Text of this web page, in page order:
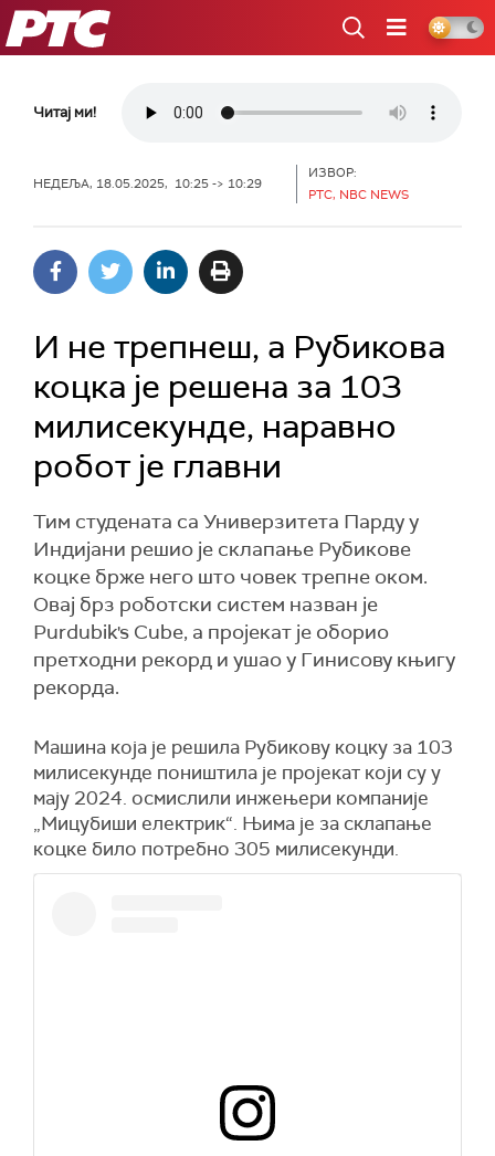
РТС
Читај ми!
НЕДЕЉА, 18.05.2025, 10:25 -> 10:29
ИЗВОР:
РТС, NBC NEWS
И не трепнеш, а Рубикова
коцка је решена за 103
милисекунде, наравно
робот је главни
Тим студената са Универзитета Парду у
Индијани решио је склапање Рубикове
коцке брже него што човек трепне оком.
Овај брз роботски систем назван је
Purdubik's Cube, а пројекат је оборио
претходни рекорд и ушао у Гинисову књигу
рекорда.
Машина која је решила Рубикову коцку за 103
милисекунде поништила је пројекат који су у
мају 2024. осмислили инжењери компаније
„Мицубиши електрик“. Њима је за склапање
коцке било потребно 305 милисекунди.